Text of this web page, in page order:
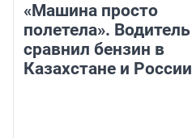
«Машина просто
полетела». Водитель
сравнил бензин в
Казахстане и России